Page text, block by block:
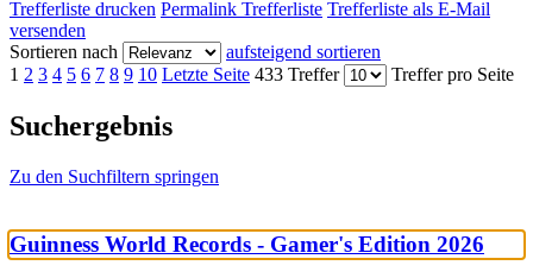
Trefferliste drucken Permalink Trefferliste Trefferliste als E-Mail
versenden
Sortieren nach
aufsteigend sortieren
1 2 3 4 5 6 7 8 9 10 Letzte Seite 433 Treffer Treffer pro Seite
Suchergebnis
Zu den Suchfiltern springen
Guinness World Records - Gamer's Edition 2026